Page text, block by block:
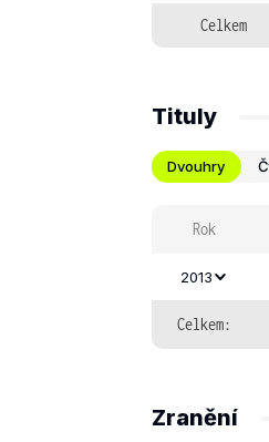
Celkem
Tituly
Dvouhry
Rok
2013
Celkem:
Zranění